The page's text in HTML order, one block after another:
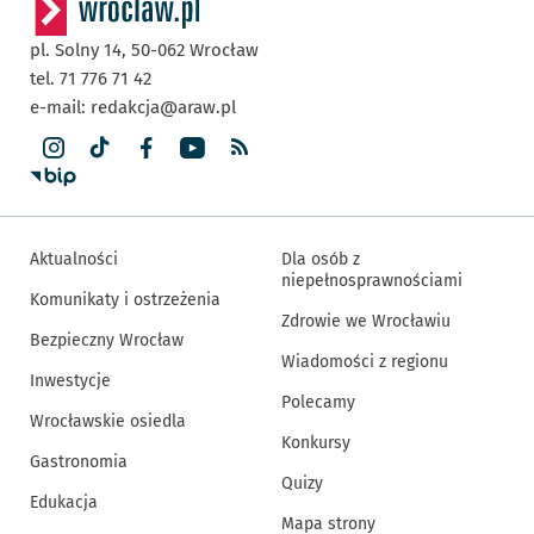
pl. Solny 14, 50-062 Wrocław
tel. 71 776 71 42
e-mail: redakcja@araw.pl
Aktualności
Komunikaty i ostrzeżenia
Bezpieczny Wrocław
Inwestycje
Wrocławskie osiedla
Gastronomia
Edukacja
Dla osób z
niepełnosprawnościami
Zdrowie we Wrocławiu
Wiadomości z regionu
Polecamy
Konkursy
Quizy
Mapa strony